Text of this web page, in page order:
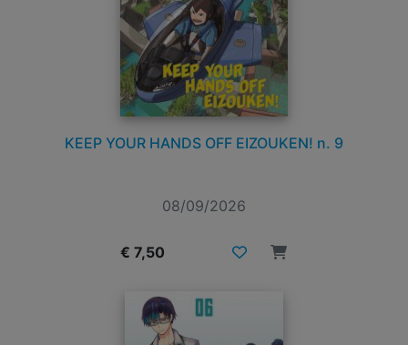
KEEP YOUR HANDS OFF EIZOUKEN! n. 9
08/09/2026
€ 7,50